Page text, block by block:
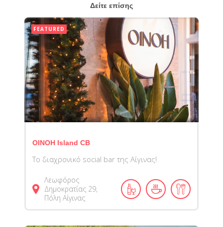
Δείτε επίσης
FEATURED
ΟΙΝΟΗ Island CB
Tο διαχρονικό social bar της Αίγινας!
Λεωφόρος
Δημοκρατίας 29,
Πόλη Αίγινας